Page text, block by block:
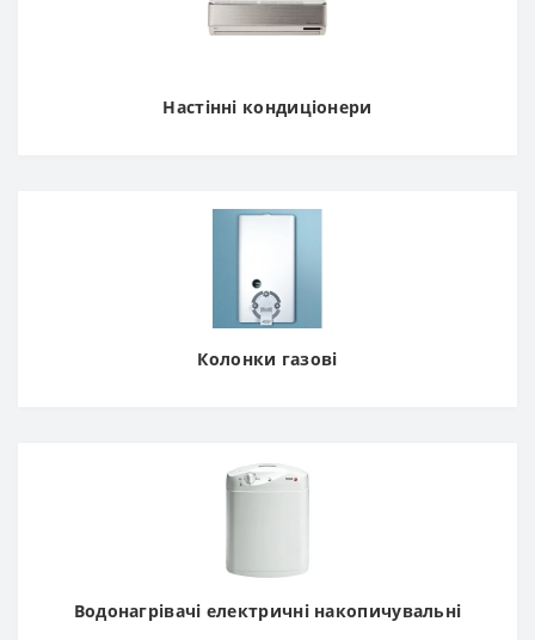
Настінні кондиціонери
Колонки газові
Водонагрівачі електричні накопичувальні